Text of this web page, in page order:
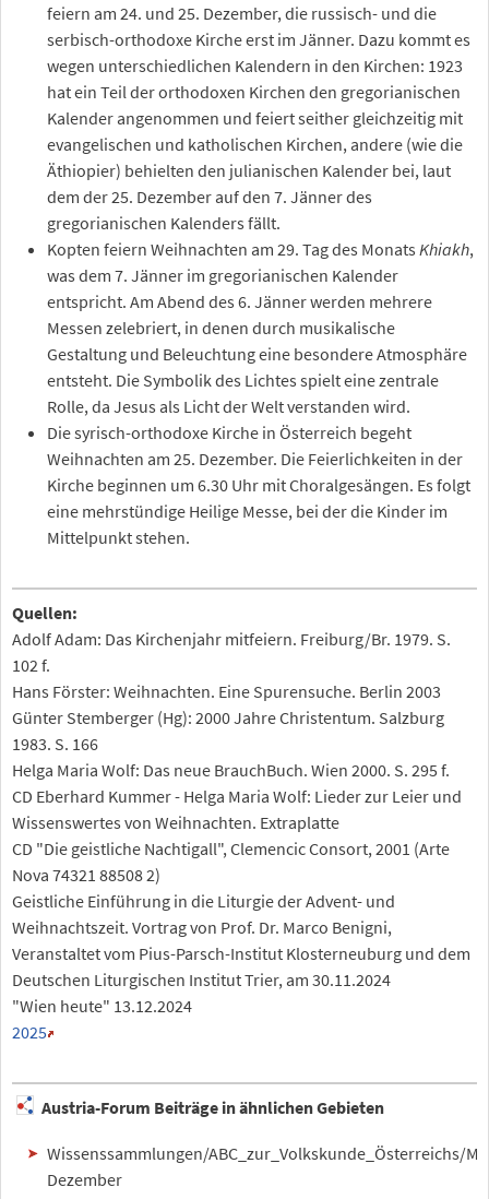
feiern am 24. und 25. Dezember, die russisch- und die
serbisch-orthodoxe Kirche erst im Jänner. Dazu kommt es
wegen unterschiedlichen Kalendern in den Kirchen: 1923
hat ein Teil der orthodoxen Kirchen den gregorianischen
Kalender angenommen und feiert seither gleichzeitig mit
evangelischen und katholischen Kirchen, andere (wie die
Äthiopier) behielten den julianischen Kalender bei, laut
dem der 25. Dezember auf den 7. Jänner des
gregorianischen Kalenders fällt.
Kopten feiern Weihnachten am 29. Tag des Monats Khiakh,
was dem 7. Jänner im gregorianischen Kalender
entspricht. Am Abend des 6. Jänner werden mehrere
Messen zelebriert, in denen durch musikalische
Gestaltung und Beleuchtung eine besondere Atmosphäre
entsteht. Die Symbolik des Lichtes spielt eine zentrale
Rolle, da Jesus als Licht der Welt verstanden wird.
Die syrisch-orthodoxe Kirche in Österreich begeht
Weihnachten am 25. Dezember. Die Feierlichkeiten in der
Kirche beginnen um 6.30 Uhr mit Choralgesängen. Es folgt
eine mehrstündige Heilige Messe, bei der die Kinder im
Mittelpunkt stehen.
Quellen:
Adolf Adam: Das Kirchenjahr mitfeiern. Freiburg/Br. 1979. S.
102 f.
Hans Förster: Weihnachten. Eine Spurensuche. Berlin 2003
Günter Stemberger (Hg): 2000 Jahre Christentum. Salzburg
1983. S. 166
Helga Maria Wolf: Das neue BrauchBuch. Wien 2000. S. 295 f.
CD Eberhard Kummer - Helga Maria Wolf: Lieder zur Leier und
Wissenswertes von Weihnachten. Extraplatte
CD "Die geistliche Nachtigall", Clemencic Consort, 2001 (Arte
Nova 74321 88508 2)
Geistliche Einführung in die Liturgie der Advent- und
Weihnachtszeit. Vortrag von Prof. Dr. Marco Benigni,
Veranstaltet vom Pius-Parsch-Institut Klosterneuburg und dem
Deutschen Liturgischen Institut Trier, am 30.11.2024
"Wien heute" 13.12.2024
2025
Austria-Forum Beiträge in ähnlichen Gebieten
Wissenssammlungen/ABC_zur_Volkskunde_Österreichs/
Dezember